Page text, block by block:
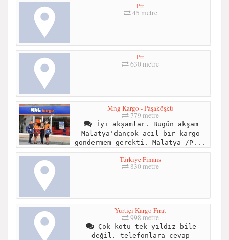
Ptt
45 metre
Ptt
630 metre
Mng Kargo - Paşaköşkü
779 metre
İyi akşamlar. Bugün akşam
Malatya'dançok acil bir kargo
göndermem gerekti. Malatya /P...
Türkiye Finans
830 metre
Yurtiçi Kargo Fırat
998 metre
Çok kötü tek yıldız bile
değil. telefonlara cevap